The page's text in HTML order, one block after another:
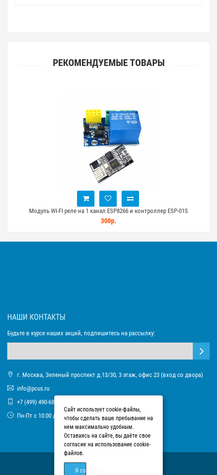
РЕКОМЕНДУЕМЫЕ ТОВАРЫ
Модуль WI-FI реле на 1 канал ESP8266 и контроллер ESP-01S
300р.
НАШИ КОНТАКТЫ
Будьте в курсе наших акций, подпишитесь на рассылку:
г. Москва, Зеленый проспект д.13/30, 3 этаж, офис 23 (вход со двора)
info@pcus.ru
+7 (499) 490-68-93
Пн-Пт с 10:00 до 17:00
Сайт использует cookie-файлы,
чтобы сделать ваше пребывание на
нем максимально удобным.
Оставаясь на сайте, вы даёте свое
согласие на использование cookie-
файлов.
Я согласен